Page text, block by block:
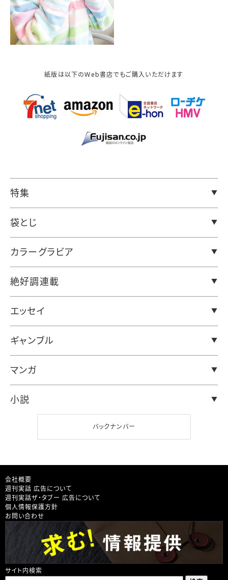
紙版は以下のWeb書店でもご購入いただけます
特集
袋とじ
カラーグラビア
絶好調連載
エッセイ
ギャンブル
マンガ
小説
バックナンバー
会社概要
週刊実話 広告について
週刊実話ザ・タブー 広告について
個人情報保護方針
お問い合わせ
サイト内検索